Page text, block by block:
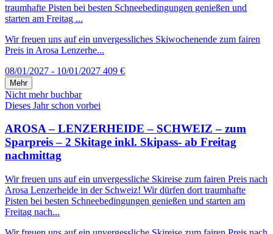
traumhafte Pisten bei besten Schneebedingungen genießen und
starten am Freitag ...
Wir freuen uns auf ein unvergessliches Skiwochenende zum fairen
Preis in Arosa Lenzerhe...
08/01/2027 - 10/01/2027 409 €
Mehr
Nicht mehr buchbar
Dieses Jahr schon vorbei
AROSA – LENZERHEIDE – SCHWEIZ – zum
Sparpreis – 2 Skitage inkl. Skipass- ab Freitag
nachmittag
Wir freuen uns auf ein unvergessliche Skireise zum fairen Preis nach
Arosa Lenzerheide in der Schweiz! Wir dürfen dort traumhafte
Pisten bei besten Schneebedingungen genießen und starten am
Freitag nach...